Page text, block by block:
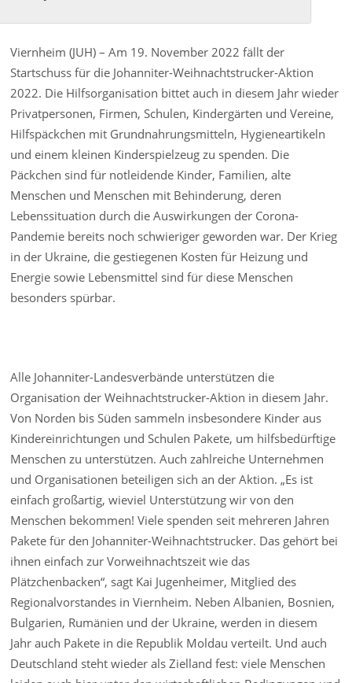
Viernheim (JUH) – Am 19. November 2022 fällt der
Startschuss für die Johanniter-Weihnachtstrucker-Aktion
2022. Die Hilfsorganisation bittet auch in diesem Jahr wieder
Privatpersonen, Firmen, Schulen, Kindergärten und Vereine,
Hilfspäckchen mit Grundnahrungsmitteln, Hygieneartikeln
und einem kleinen Kinderspielzeug zu spenden. Die
Päckchen sind für notleidende Kinder, Familien, alte
Menschen und Menschen mit Behinderung, deren
Lebenssituation durch die Auswirkungen der Corona-
Pandemie bereits noch schwieriger geworden war. Der Krieg
in der Ukraine, die gestiegenen Kosten für Heizung und
Energie sowie Lebensmittel sind für diese Menschen
besonders spürbar.
Alle Johanniter-Landesverbände unterstützen die
Organisation der Weihnachtstrucker-Aktion in diesem Jahr.
Von Norden bis Süden sammeln insbesondere Kinder aus
Kindereinrichtungen und Schulen Pakete, um hilfsbedürftige
Menschen zu unterstützen. Auch zahlreiche Unternehmen
und Organisationen beteiligen sich an der Aktion. „Es ist
einfach großartig, wieviel Unterstützung wir von den
Menschen bekommen! Viele spenden seit mehreren Jahren
Pakete für den Johanniter-Weihnachtstrucker. Das gehört bei
ihnen einfach zur Vorweihnachtszeit wie das
Plätzchenbacken“, sagt Kai Jugenheimer, Mitglied des
Regionalvorstandes in Viernheim. Neben Albanien, Bosnien,
Bulgarien, Rumänien und der Ukraine, werden in diesem
Jahr auch Pakete in die Republik Moldau verteilt. Und auch
Deutschland steht wieder als Zielland fest: viele Menschen